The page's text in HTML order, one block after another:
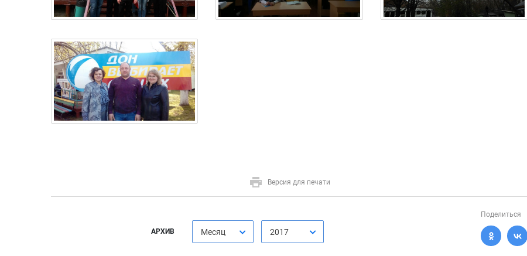
Версия для печати
АРХИВ Месяц 2017
Поделиться